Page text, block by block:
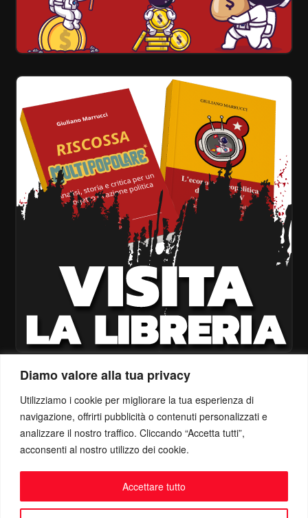
Diamo valore alla tua privacy
Utilizziamo i cookie per migliorare la tua esperienza di
navigazione, offrirti pubblicità o contenuti personalizzati e
analizzare il nostro traffico. Cliccando “Accetta tutti”,
acconsenti al nostro utilizzo dei cookie.
Accettare tutto